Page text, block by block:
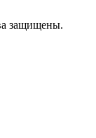
защищены.